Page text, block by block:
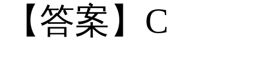
【答案】C